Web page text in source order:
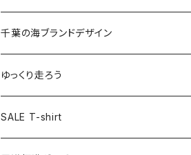
キャップ
トートバッグ
ランチバッグ
キーホルダー
クリアファイル
缶バッジ
キーホルダー
クリアファイル
缶バッジ54mm
JAGUARさんコラボグッズ
Tシャツ
ステッカー
サコッシュ
ホテルキーホルダー
缶バッジ
クリアファイル
マスク
キャップ
エコバッグ
ステッカー
Tシャツ
キャップ
ステッカー
千葉の海ブランドデザイン
Tシャツ
キャップ
ゆっくり走ろう
Tシャツ
SALE T-shirt